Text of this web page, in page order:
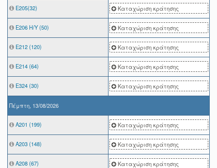
Ε205(32) Καταχώριση κράτησης
Ε206 Η/Υ (50) Καταχώριση κράτησης
Ε212 (120) Καταχώριση κράτησης
Ε214 (64) Καταχώριση κράτησης
Ε324 (30) Καταχώριση κράτησης
Πέμπτη, 13/08/2026
A201 (199) Καταχώριση κράτησης
Α203 (148) Καταχώριση κράτησης
Α208 (67) Καταχώριση κράτησης